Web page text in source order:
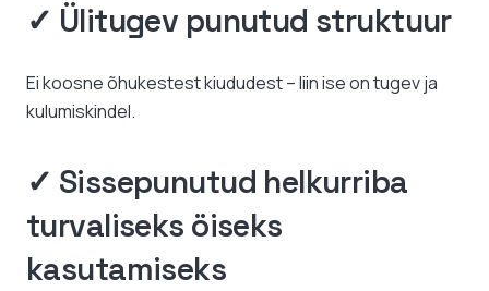
✓ Ülitugev punutud struktuur
Ei koosne õhukestest kiududest – liin ise on tugev ja
kulumiskindel.
✓ Sissepunutud helkurriba
turvaliseks öiseks
kasutamiseks